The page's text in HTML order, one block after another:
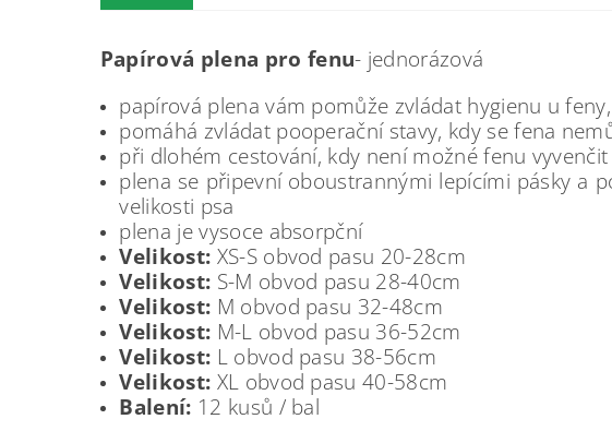
Papírová plena pro fenu- jednorázová
papírová plena vám pomůže zvládat hygienu u
pomáhá zvládat pooperační stavy, kdy se fena
při dlohém cestování, kdy není možné fenu vyvenčit
plena se připevní oboustrannými lepícími pásky a
velikosti psa
plena je vysoce absorpční
Velikost: XS-S obvod pasu 20-28cm
Velikost: S-M obvod pasu 28-40cm
Velikost: M obvod pasu 32-48cm
Velikost: M-L obvod pasu 36-52cm
Velikost: L obvod pasu 38-56cm
Velikost: XL obvod pasu 40-58cm
Balení: 12 kusů / bal